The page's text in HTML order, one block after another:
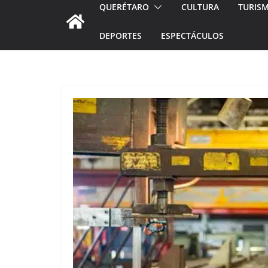
QUERÉTARO CULTURA
DEPORTES ESPECTÁCULOS